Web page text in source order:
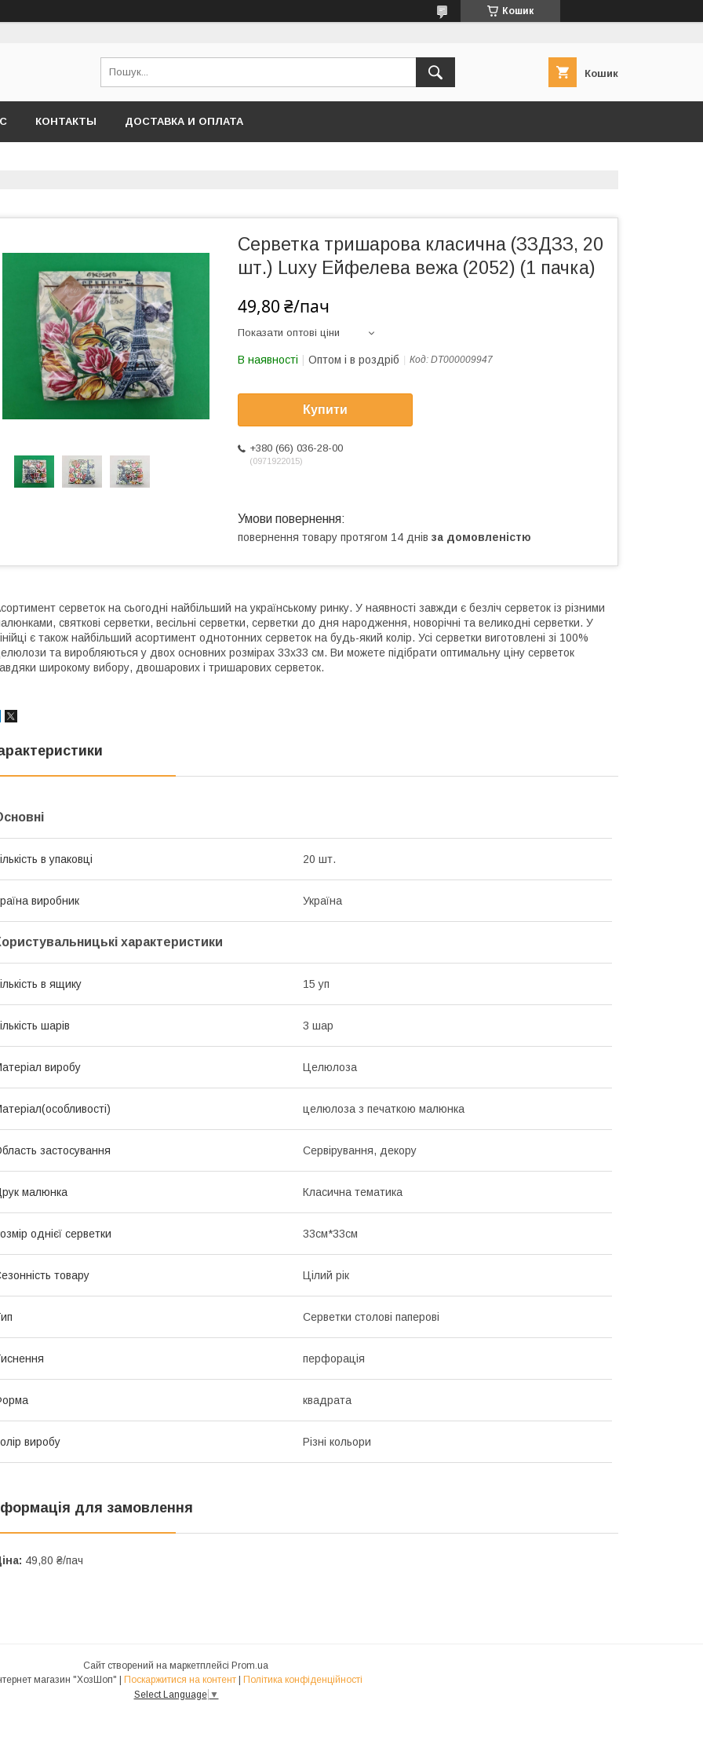
Кошик
Кошик
КОНТАКТЫ ДОСТАВКА И ОПЛАТА
Серветка тришарова класична (ЗЗДЗЗ, 20
шт.) Luxy Ейфелева вежа (2052) (1 пачка)
49,80 ₴/пач
Показати оптові ціни
В наявності Оптом і в роздріб Код: DT000009947
Купити
+380 (66) 036-28-00
0971922015
повернення товару протягом 14 днів за домовленістю
серветок на сьогодні найбільший на українському ринку. У наявності завжди є безліч серветок із різними
святкові серветки, весільні серветки, серветки до дня народження, новорічні та великодні серветки. У
є також найбільший асортимент однотонних серветок на будь-який колір. Усі серветки виготовлені зі 100%
та виробляються у двох основних розмірах 33х33 см. Ви можете підібрати оптимальну ціну серветок
широкому вибору, двошарових і тришарових серветок.
в упаковці 20 шт.
виробник Україна
характеристики
в ящику 15 уп
шарів 3 шар
виробу Целюлоза
целюлоза з печаткою малюнка
застосування Сервірування, декору
малюнка Класична тематика
однієї серветки 33см*33см
товару Цілий рік
Серветки столові паперові
перфорація
квадрата
виробу Різні кольори
для замовлення
49,80 ₴/пач
Сайт створений на маркетплейсі Prom.ua
Интернет магазин "ХозШоп" | Поскаржитися на контент | Політика конфіденційності
Select Language ▼